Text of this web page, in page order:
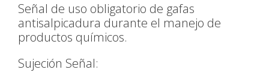
Señal de uso obligatorio de gafas
antisalpicadura durante el manejo de
productos químicos.
Sujeción Señal: